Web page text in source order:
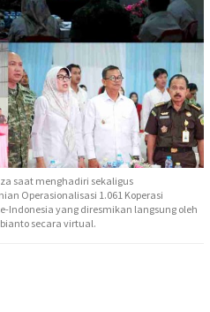
saat menghadiri sekaligus
Operasionalisasi 1.061 Koperasi
Indonesia yang diresmikan langsung oleh
secara virtual.